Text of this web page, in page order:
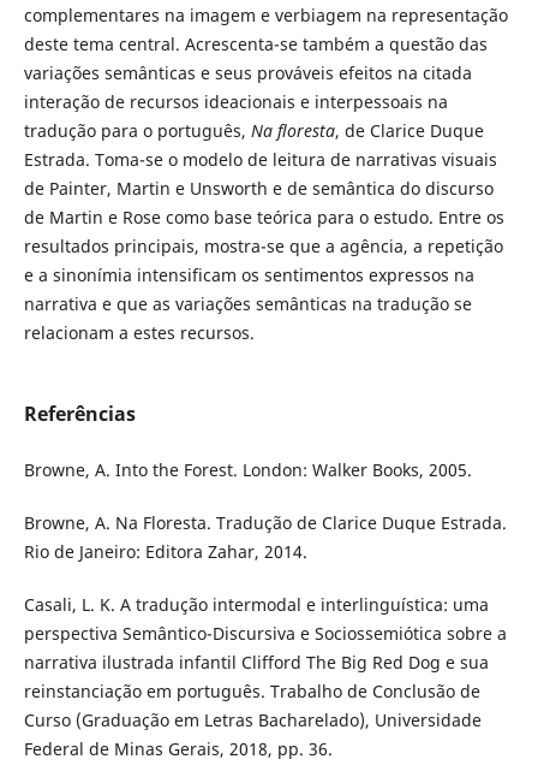
complementares na imagem e verbiagem na representação
deste tema central. Acrescenta-se também a questão das
variações semânticas e seus prováveis efeitos na citada
interação de recursos ideacionais e interpessoais na
tradução para o português, Na floresta, de Clarice Duque
Estrada. Toma-se o modelo de leitura de narrativas visuais
de Painter, Martin e Unsworth e de semântica do discurso
de Martin e Rose como base teórica para o estudo. Entre os
resultados principais, mostra-se que a agência, a repetição
e a sinonímia intensificam os sentimentos expressos na
narrativa e que as variações semânticas na tradução se
relacionam a estes recursos.
Referências
Browne, A. Into the Forest. London: Walker Books, 2005.
Browne, A. Na Floresta. Tradução de Clarice Duque Estrada.
Rio de Janeiro: Editora Zahar, 2014.
Casali, L. K. A tradução intermodal e interlinguística: uma
perspectiva Semântico-Discursiva e Sociossemiótica sobre a
narrativa ilustrada infantil Clifford The Big Red Dog e sua
reinstanciação em português. Trabalho de Conclusão de
Curso (Graduação em Letras Bacharelado), Universidade
Federal de Minas Gerais, 2018, pp. 36.